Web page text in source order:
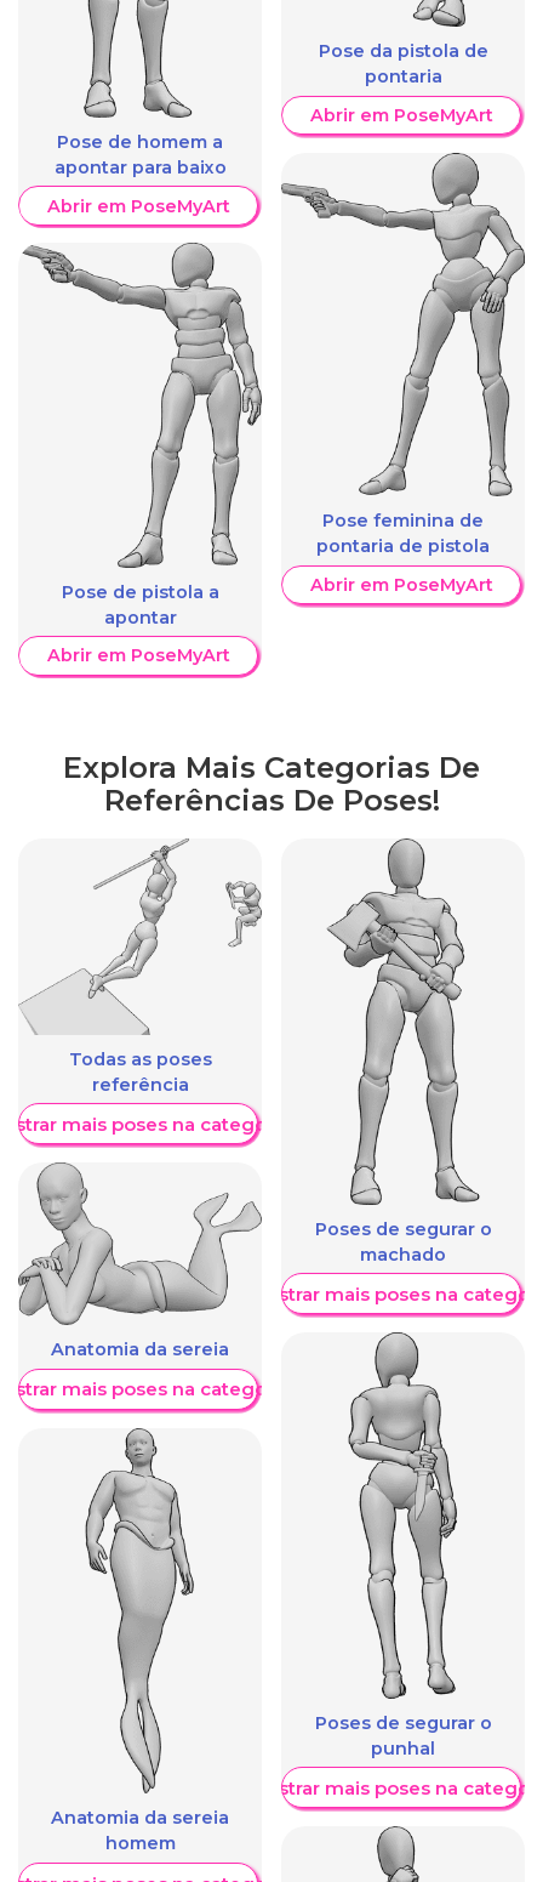
Pose de homem a
apontar para baixo
Abrir em PoseMyArt
Pose de pistola a
apontar
Abrir em PoseMyArt
Pose da pistola de
pontaria
Abrir em PoseMyArt
Pose feminina de
pontaria de pistola
Abrir em PoseMyArt
Explora Mais Categorias De
Referências De Poses!
Todas as poses
referência
mais poses na categoria
Anatomia da sereia
mais poses na categoria
Anatomia da sereia
homem
Poses de segurar o
machado
Mostrar mais poses na
Poses de segurar o
punhal
Mostrar mais poses na